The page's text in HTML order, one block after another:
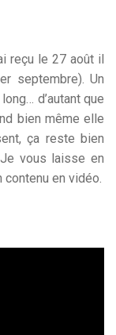
reçu le 27 août il
septembre). Un
d’autant que
bien même elle
ça reste bien
vous laisse en
en vidéo.